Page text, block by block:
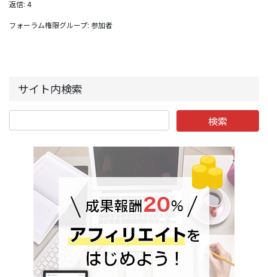
返信: 4
フォーラム権限グループ: 参加者
サイト内検索